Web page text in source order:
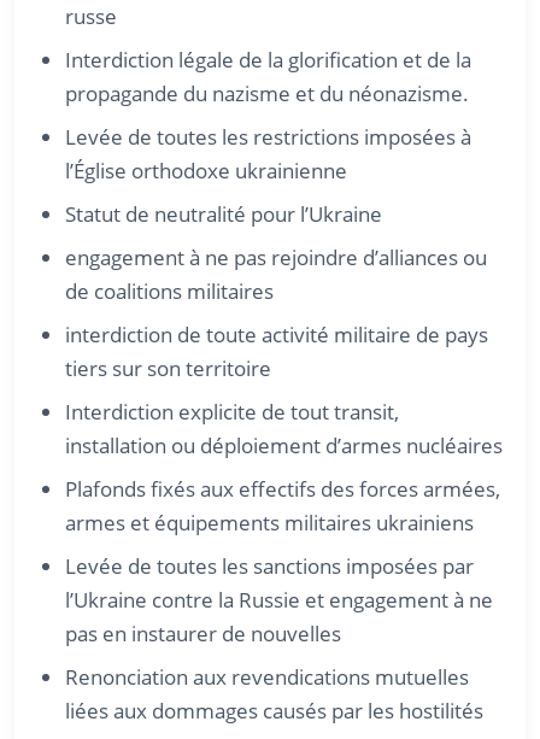
russe
Interdiction légale de la glorification et de la
propagande du nazisme et du néonazisme.
Levée de toutes les restrictions imposées à
l’Église orthodoxe ukrainienne
Statut de neutralité pour l’Ukraine
engagement à ne pas rejoindre d’alliances ou
de coalitions militaires
interdiction de toute activité militaire de pays
tiers sur son territoire
Interdiction explicite de tout transit,
installation ou déploiement d’armes nucléaires
Plafonds fixés aux effectifs des forces armées,
armes et équipements militaires ukrainiens
Levée de toutes les sanctions imposées par
l’Ukraine contre la Russie et engagement à ne
pas en instaurer de nouvelles
Renonciation aux revendications mutuelles
liées aux dommages causés par les hostilités